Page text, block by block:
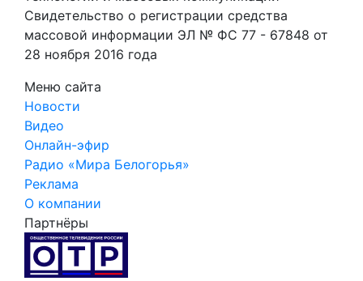
Свидетельство о регистрации средства
массовой информации ЭЛ № ФС 77 - 67848 от
28 ноября 2016 года
Меню сайта
Новости
Видео
Онлайн-эфир
Радио «Мира Белогорья»
Реклама
О компании
Партнёры